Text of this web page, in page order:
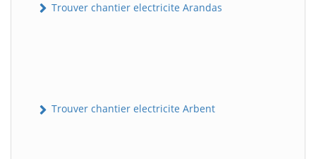
Trouver chantier electricite Arandas
Trouver chantier electricite Arbent